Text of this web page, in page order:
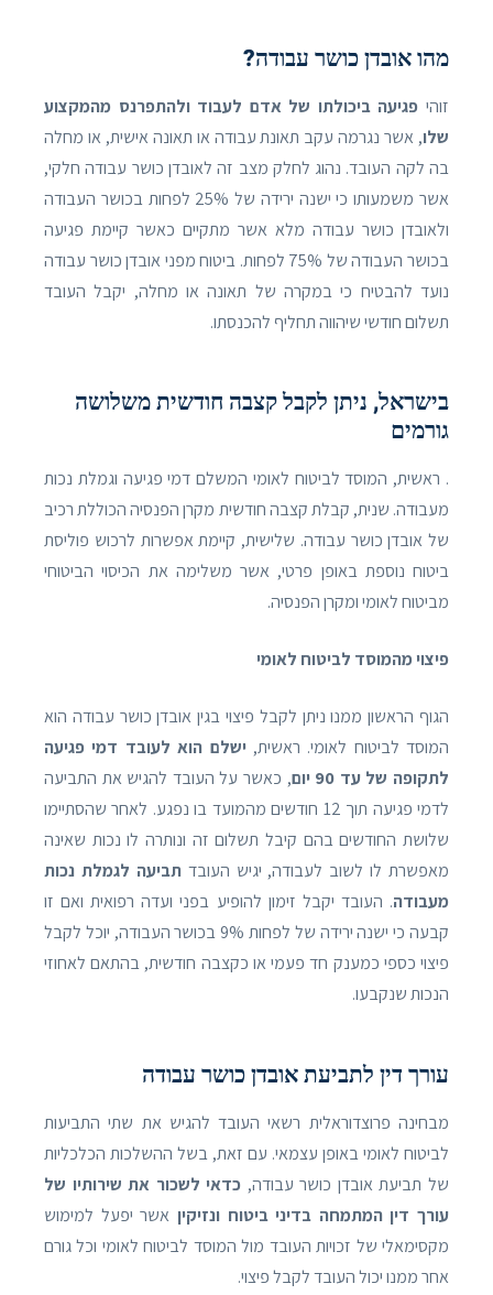
מהו אובדן כושר עבודה?
זוהי פגיעה ביכולתו של אדם לעבוד ולהתפרנס מהמקצוע
שלו, אשר נגרמה עקב תאונת עבודה או תאונה אישית, או מחלה
בה לקה העובד. נהוג לחלק מצב זה לאובדן כושר עבודה חלקי,
אשר משמעותו כי ישנה ירידה של 25% לפחות בכושר העבודה
ולאובדן כושר עבודה מלא אשר מתקיים כאשר קיימת פגיעה
בכושר העבודה של 75% לפחות. ביטוח מפני אובדן כושר עבודה
נועד להבטיח כי במקרה של תאונה או מחלה, יקבל העובד
תשלום חודשי שיהווה תחליף להכנסתו.
בישראל, ניתן לקבל קצבה חודשית משלושה
גורמים
. ראשית, המוסד לביטוח לאומי המשלם דמי פגיעה וגמלת נכות
מעבודה. שנית, קבלת קצבה חודשית מקרן הפנסיה הכוללת רכיב
של אובדן כושר עבודה. שלישית, קיימת אפשרות לרכוש פוליסת
ביטוח נוספת באופן פרטי, אשר משלימה את הכיסוי הביטוחי
מביטוח לאומי ומקרן הפנסיה.
פיצוי מהמוסד לביטוח לאומי
הגוף הראשון ממנו ניתן לקבל פיצוי בגין אובדן כושר עבודה הוא
המוסד לביטוח לאומי. ראשית,ישלם הוא לעובד דמי פגיעה
לתקופה של עד 90 יום
, כאשר על העובד להגיש את התביעה
לדמי פגיעה תוך 12 חודשים מהמועד בו נפגע. לאחר שהסתיימו
שלושת החודשים בהם קיבל תשלום זה ונותרה לו נכות שאינה
מאפשרת לו לשוב לעבודה, יגיש העובדתביעה לגמלת נכות
מעבודה. העובד יקבל זימון להופיע בפני ועדה רפואית ואם זו
קבעה כי ישנה ירידה של לפחות 9% בכושר העבודה, יוכל לקבל
פיצוי כספי כמענק חד פעמי או כקצבה חודשית, בהתאם לאחוזי
הנכות שנקבעו.
עורך דין לתביעת אובדן כושר עבודה
מבחינה פרוצדוראלית רשאי העובד להגיש את שתי התביעות
לביטוח לאומי באופן עצמאי. עם זאת, בשל ההשלכות הכלכליות
של תביעת אובדן כושר עבודה, כדאי לשכור את שירותיו של
עורך דין המתמחה בדיני ביטוח ונזיקין אשר יפעל למימוש
מקסימאלי של זכויות העובד מול המוסד לביטוח לאומי וכל גורם
אחר ממנו יכול העובד לקבל פיצוי.